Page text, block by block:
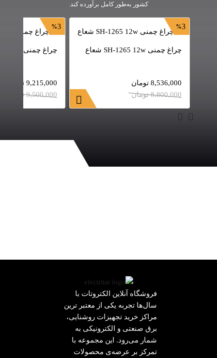
کشور به‌طور کامل برآورده کند.
3
چراغ چمنی SH-1265 12w شعاع
8,536,000 تومان
8,800,000 تومان
3
چراغ چمنی SH-1268 12w شعاع
9,215,000 تومان
9,500,000 تومان
فروشگاه آنلاین الکتروتات با
سال‌ها تجربه یکی از معتبر ترین
مراکز خرید تجهیزات روشنایی،
برق صنعتی و الکترونیکی به
شمار می‌رود. این مجموعه با
تمرکز بر عرضه‌ی محصولات